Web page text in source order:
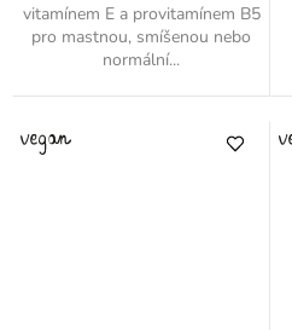
vitamínem E a provitamínem B5
pro mastnou, smíšenou nebo
normální...